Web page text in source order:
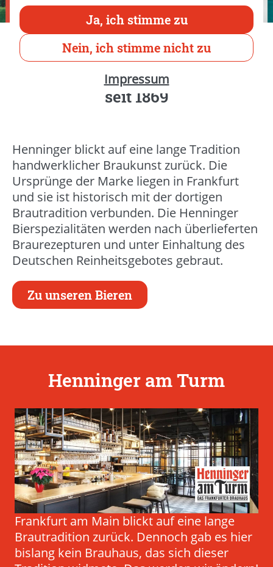
Ja, ich stimme zu
Nein, ich stimme nicht zu
Impressum
Henninger Biere
seit 1869
Henninger blickt auf eine lange Tradition
handwerklicher Braukunst zurück. Die
Ursprünge der Marke liegen in Frankfurt
und sie ist historisch mit der dortigen
Brautradition verbunden. Die Henninger
Bierspezialitäten werden nach überlieferten
Braurezepturen und unter Einhaltung des
Deutschen Reinheitsgebotes gebraut.
Zu unseren Bieren
Henninger am Turm
Frankfurt am Main blickt auf eine lange
Brautradition zurück. Dennoch gab es hier
bislang kein Brauhaus, das sich dieser